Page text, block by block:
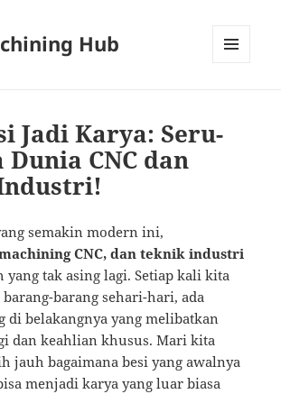
Hub
Jadi Karya: Seru-
Dunia CNC dan
semakin modern ini,
CNC, dan teknik industri
tak asing lagi. Setiap kali kita
barang sehari-hari, ada
di belakangnya yang melibatkan
dan keahlian khusus. Mari kita
jauh bagaimana besi yang awalnya
menjadi karya yang luar biasa